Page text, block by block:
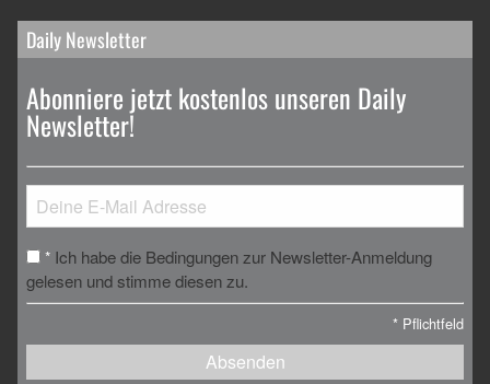
Daily Newsletter
Abonniere jetzt kostenlos unseren Daily
Newsletter!
* Ich habe die Bedingungen zur Newsletter-Anmeldung
gelesen und stimme diesen zu.
* Pflichtfeld
Absenden